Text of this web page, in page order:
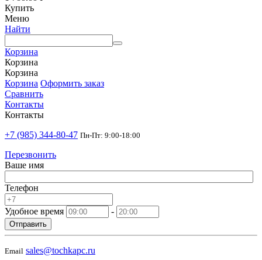
Купить
Меню
Найти
Корзина
Корзина
Корзина
Корзина Оформить заказ
Сравнить
Контакты
Контакты
+7 (985) 344-80-47 Пн-Пт: 9:00-18:00
Перезвонить
Ваше имя
Телефон
Удобное время -
Отправить
Email sales@tochkapc.ru